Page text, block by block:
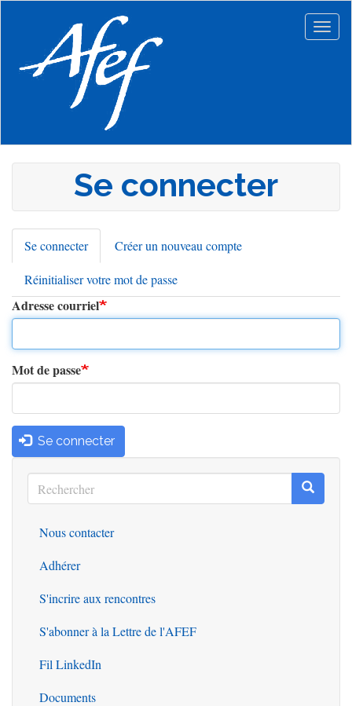
principal
Se connecter
Onglets
principaux
Se connecter(onglet
actif)
Créer un nouveau compte
Réinitialiser votre mot de passe
Adresse courriel
Mot de passe
Se connecter
Rechercher
Rechercher
Outils
Nous contacter
Adhérer
S'incrire aux rencontres
S'abonner à la Lettre de l'AFEF
Fil LinkedIn
Documents